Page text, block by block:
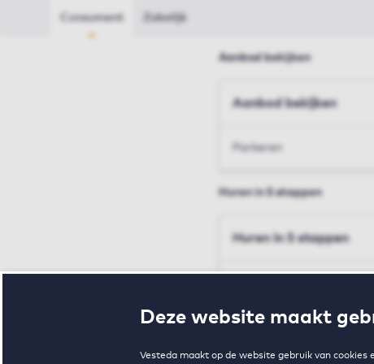
Deze website maakt
Vesteda maakt op de website gebruik van
Consument Zakelijk
Aanbod bekijken
Aanbod bekijken
Parkeren
Huren in 5 stappen
Huren in 5 stappen
Voorwaarden en